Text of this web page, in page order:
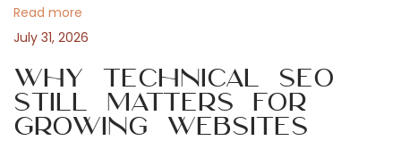
t
i
o
d
e
e
r
Read more
July 31, 2026
Why Technical SEO
Still Matters for
Growing Websites